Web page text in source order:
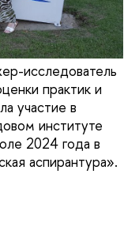
исследователь
практик и
участие в
институте
2024 года в
аспирантура».